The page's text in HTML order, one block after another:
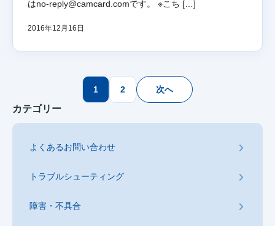
カテゴリー
よくあるお問い合わせ
トラブルシューティング
障害・不具合
はno-reply@camcard.comです。 ※こち […]
2016年12月16日
投
稿
ー
1 2 次へ